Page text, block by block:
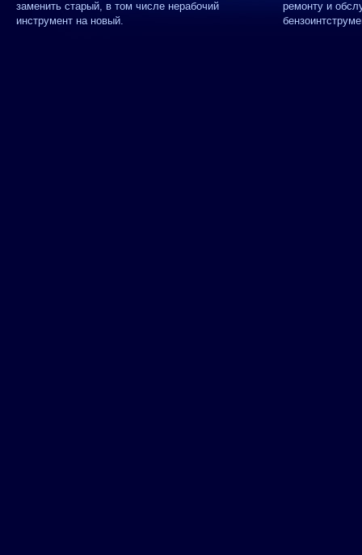
заменить старый, в том числе нерабочий
инструмент на новый.
ремонту и